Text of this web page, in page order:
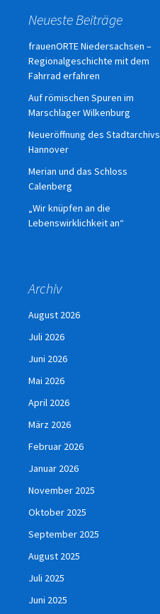
Neueste Beiträge
frauenORTE Niedersachsen –
Regionalgeschichte mit dem
Fahrrad erfahren
Auf römischen Spuren im
Marschlager Wilkenburg
Neueröffnung des Stadtarchivs
Hannover
Merian und das Schloss
Calenberg
„Wir knüpfen an die
Lebenswirklichkeit an“
Archiv
August 2026
Juli 2026
Juni 2026
Mai 2026
April 2026
März 2026
Februar 2026
Januar 2026
November 2025
Oktober 2025
September 2025
August 2025
Juli 2025
Juni 2025